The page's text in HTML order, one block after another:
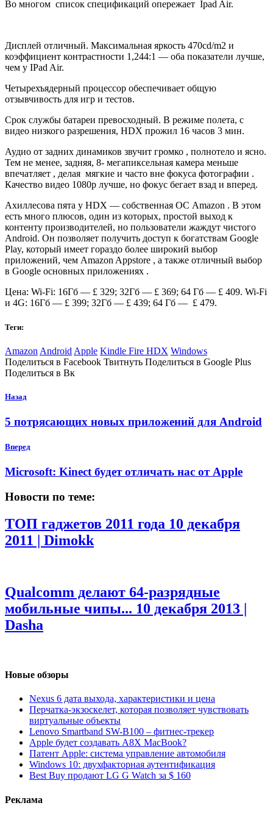
Во многом список спецификаций опережает Ipad Air.
Дисплей отличный. Максимальная яркость 470cd/m2 и
коэффициент контрастности 1,244:1 — оба показатели лучше,
чем у IPad Air.
Четырехъядерный процессор обеспечивает общую
отзывчивость для игр и тестов.
Срок службы батареи превосходный. В режиме полета, с
видео низкого разрешения, HDX прожил 16 часов 3 мин.
Аудио от задних динамиков звучит громко , полнотело и ясно.
Тем не менее, задняя, 8- мегапиксельная камера меньше
впечатляет , делая мягкие и часто вне фокуса фотографии .
Качество видео 1080p лучше, но фокус бегает взад и вперед.
Ахиллесова пята у HDX — собственная ОС Amazon . В этом
есть много плюсов, один из которых, простой выход к
контенту производителей, но пользователи жаждут чистого
Android. Он позволяет получить доступ к богатствам Google
Play, который имеет гораздо более широкий выбор
приложений, чем Amazon Appstore , а также отличный выбор
в Google основных приложениях .
Цена: Wi-Fi: 16Гб — £ 329; 32Гб — £ 369; 64 Гб — £ 409. Wi-Fi
и 4G: 16Гб — £ 399; 32Гб — £ 439; 64 Гб — £ 479.
Теги:
Amazon Android Apple Kindle Fire HDX Windows
Поделиться в Facebook Твитнуть Поделиться в Google Plus
Поделиться в Вк
Назад
5 потрясающих новых приложений для Android
Вперед
Microsoft: Kinect будет отличать нас от Apple
Новости по теме:
ТОП гаджетов 2011 года 10 декабря
2011 | Dimokk
Qualcomm делают 64-разрядные
мобильные чипы... 10 декабря 2013 |
Dasha
Новые обзоры
Nexus 6 дата выхода, характеристики и цена
Перчатка-экзоскелет, которая позволяет чувствовать
виртуальные объекты
Lenovo Smartband SW-B100 – фитнес-трекер
Apple будет создавать A8X MacBook?
Патент Apple: система управление автомобиля
Windows 10: двухфакторная аутентификация
Best Buy продают LG G Watch за $ 160
Реклама